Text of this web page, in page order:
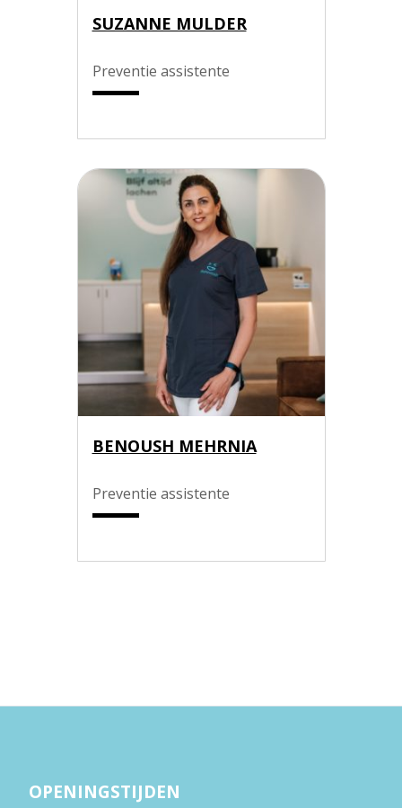
SUZANNE MULDER
Preventie assistente
BENOUSH MEHRNIA
Preventie assistente
OPENINGSTIJDEN